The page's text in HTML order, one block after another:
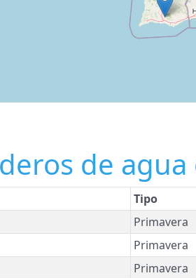
de
Tipo
Primavera
Primavera
Primavera